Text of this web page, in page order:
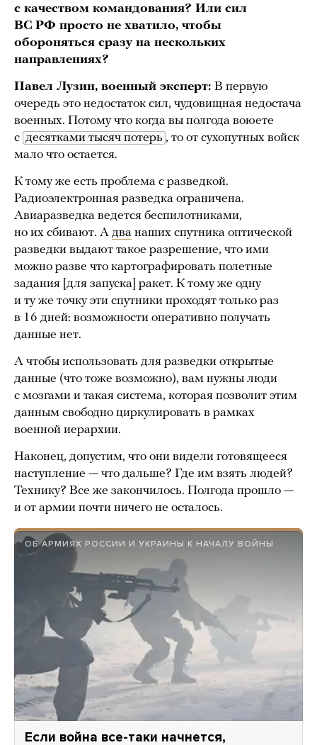
с качеством командования? Или сил
ВС РФ просто не хватило, чтобы
обороняться сразу на нескольких
направлениях?
Павел Лузин, военный эксперт: В первую
очередь это недостаток сил, чудовищная недостача
военных. Потому что когда вы полгода воюете
с десятками тысяч потерь , то от сухопутных войск
мало что остается.
К тому же есть проблема с разведкой.
Радиоэлектронная разведка ограничена.
Авиаразведка ведется беспилотниками,
но их сбивают. А два наших спутника оптической
разведки выдают такое разрешение, что ими
можно разве что картографировать полетные
задания [для запуска] ракет. К тому же одну
и ту же точку эти спутники проходят только раз
в 16 дней: возможности оперативно получать
данные нет.
А чтобы использовать для разведки открытые
данные (что тоже возможно), вам нужны люди
с мозгами и такая система, которая позволит этим
данным свободно циркулировать в рамках
военной иерархии.
Наконец, допустим, что они видели готовящееся
наступление — что дальше? Где им взять людей?
Технику? Все же закончилось. Полгода прошло —
и от армии почти ничего не осталось.
ОБ АРМИЯХ РОССИИ И УКРАИНЫ К НАЧАЛУ ВОЙНЫ
Если война все-таки начнется,